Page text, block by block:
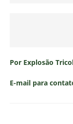
Por Explosão
E-mail para